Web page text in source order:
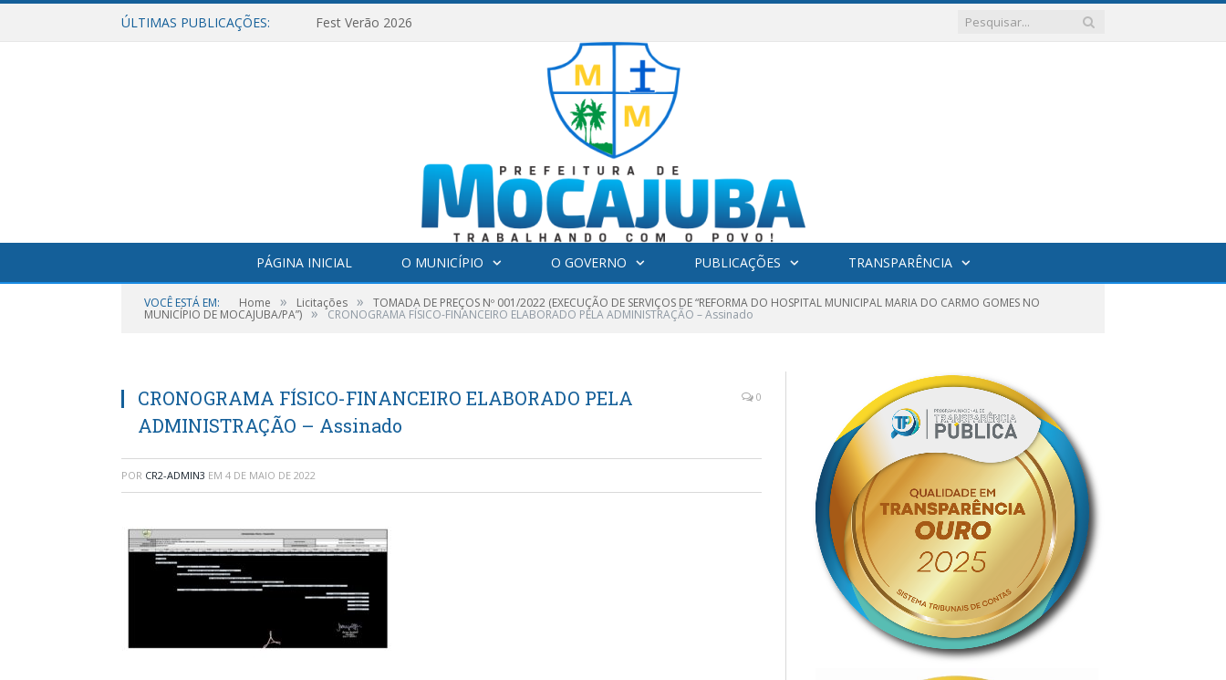
ÚLTIMAS PUBLICAÇÕES: Fest Verão 2026
PÁGINA INICIAL O MUNICÍPIO O GOVERNO PUBLICAÇÕES TRANSPARÊNCIA
VOCÊ ESTÁ EM: Home » Licitações » TOMADA DE PREÇOS Nº 001/2022 (EXECUÇÃO DE SERVIÇOS DE “REFORMA DO HOSPITAL MUNICIPAL MARIA DO CARMO GOMES NO
MUNICÍPIO DE MOCAJUBA/PA”) » CRONOGRAMA FÍSICO-FINANCEIRO ELABORADO PELA ADMINISTRAÇÃO – Assinado
CRONOGRAMA FÍSICO-FINANCEIRO ELABORADO PELA
ADMINISTRAÇÃO – Assinado
0
POR CR2-ADMIN3 EM 4 DE MAIO DE 2022